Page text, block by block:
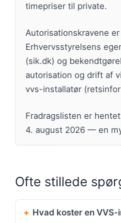
timepriser til private.
Autorisationskravene
Erhvervsstyrelsens
(sik.dk) og
autorisation og drift af
vvs-installatør
Fradragslisten er
4. august 2026 — en
Ofte stillede
Hvad koster en